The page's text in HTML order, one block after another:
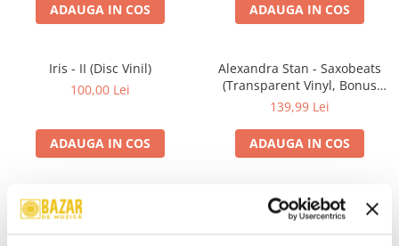
ADAUGA IN COS ADAUGA IN COS
Iris - II (Disc Vinil)
100,00 Lei
ADAUGA IN COS
Alexandra Stan - Saxobeats
(Transparent Vinyl, Bonus
Tracks) ) (Disc Vinil)
139,99 Lei
ADAUGA IN COS
Unknown Artist - Povești ,
(Casetă Audio)
Genesis - We Can't Dance,
(CD)